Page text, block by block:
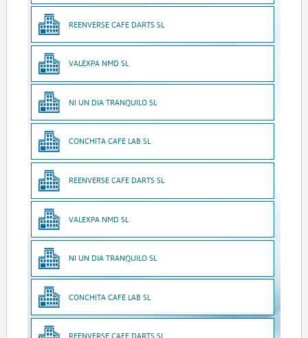
REENVERSE CAFE DARTS SL
VALEXPA NMD SL
NI UN DIA TRANQUILO SL
CONCHITA CAFE LAB SL
REENVERSE CAFE DARTS SL
VALEXPA NMD SL
NI UN DIA TRANQUILO SL
CONCHITA CAFE LAB SL
REENVERSE CAFE DARTS SL